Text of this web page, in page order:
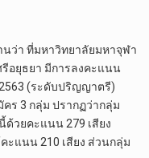
นว่า ที่มหาวิทยาลัยมหาจุฬา
อยุธยา มีการลงคะแนน
(ระดับปริญญาตรี)
ร 3 กลุ่ม ปรากฏว่ากลุ่ม
ด้วยคะแนน 279 เสียง
ะแนน 210 เสียง ส่วนกลุ่ม